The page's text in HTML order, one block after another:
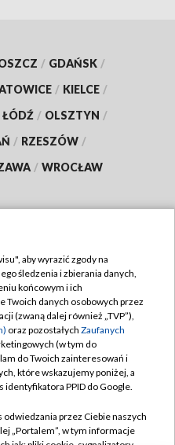
/ GDAŃSK /
/ KIELCE /
ŁÓDŹ / OLSZTYN /
/ RZESZÓW /
/ WROCŁAW
TVP
aby wyrazić zgody na
śledzenia i zbierania danych,
końcowym i ich
Twoich danych osobowych przez
(zwaną dalej również „TVP”),
oraz pozostałych Zaufanych
(w tym do
do Twoich zainteresowań i
które wskazujemy poniżej, a
identyfikatora PPID do Google.
przez Ciebie naszych
„Portalem”, w tym informacje